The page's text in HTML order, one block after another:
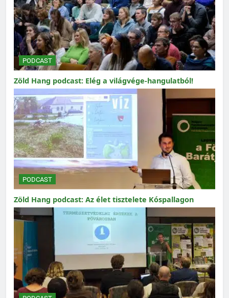
PODCAST
Zöld Hang podcast: Elég a világvége-hangulatból!
PODCAST
Zöld Hang podcast: Az élet tisztelete Kóspallagon